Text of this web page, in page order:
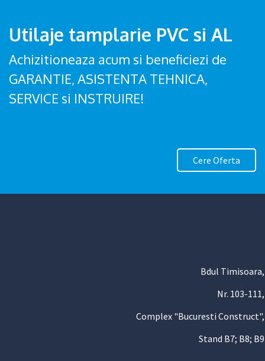
Utilaje tamplarie PVC si AL
Achizitioneaza acum si beneficiezi de
GARANTIE, ASISTENTA TEHNICA,
SERVICE si INSTRUIRE!
Cere Oferta
Bdul Timisoara,
Nr. 103-111,
Complex "Bucuresti Construct",
Stand B7; B8; B9